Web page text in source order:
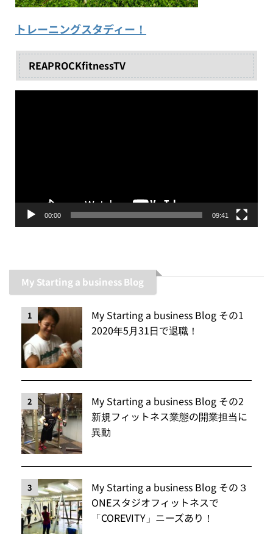
トレーニングスタディー！
REAPROCKfitnessTV
00:00 09:41
My Starting a business Blog
1
My Starting a business Blog その1
2020年5月31日で退職！
2
My Starting a business Blog その2
新規フィットネス業態の開業担当に
異動
3
My Starting a business Blog その３
ONEスタジオフィットネスで
「COREVITY」ニーズあり！